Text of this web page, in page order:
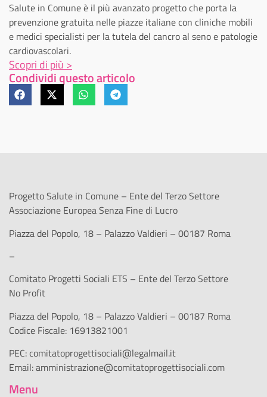
Salute in Comune è il più avanzato progetto che porta la
prevenzione gratuita nelle piazze italiane con cliniche mobili
e medici specialisti per la tutela del cancro al seno e patologie
cardiovascolari.
Scopri di più >
Condividi questo articolo
Progetto Salute in Comune – Ente del Terzo Settore
Associazione Europea Senza Fine di Lucro
Piazza del Popolo, 18 – Palazzo Valdieri – 00187 Roma
–
Comitato Progetti Sociali ETS – Ente del Terzo Settore
No Profit
Piazza del Popolo, 18 – Palazzo Valdieri – 00187 Roma
Codice Fiscale: 16913821001
PEC:comitatoprogettisociali@legalmail.it
Email:amministrazione@comitatoprogettisociali.com
Menu